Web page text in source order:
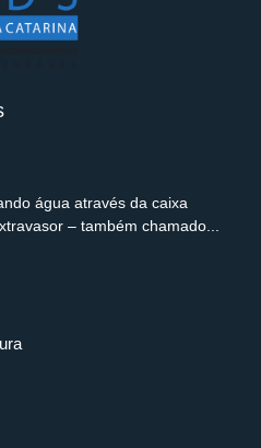
água através da caixa
– também chamado...